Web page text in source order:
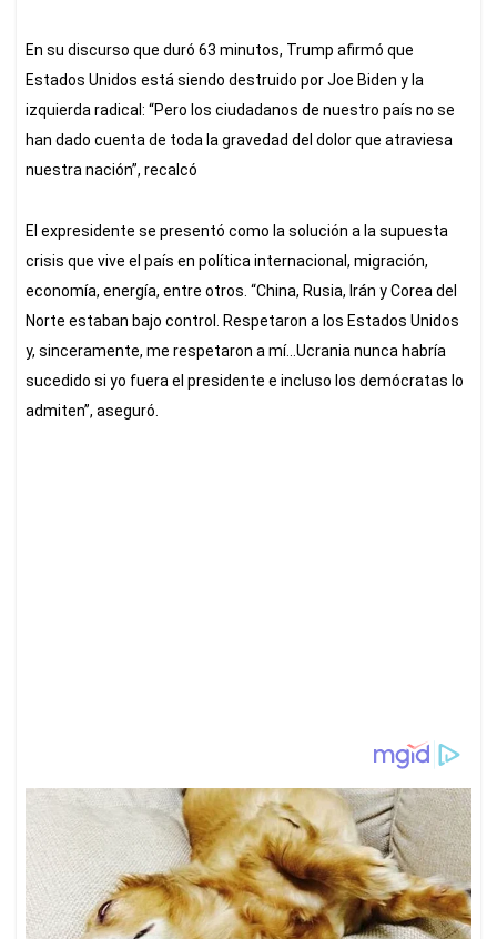
En su discurso que duró 63 minutos, Trump afirmó que
Estados Unidos está siendo destruido por Joe Biden y la
izquierda radical: “Pero los ciudadanos de nuestro país no se
han dado cuenta de toda la gravedad del dolor que atraviesa
nuestra nación”, recalcó
El expresidente se presentó como la solución a la supuesta
crisis que vive el país en política internacional, migración,
economía, energía, entre otros. “China, Rusia, Irán y Corea del
Norte estaban bajo control. Respetaron a los Estados Unidos
y, sinceramente, me respetaron a mí…Ucrania nunca habría
sucedido si yo fuera el presidente e incluso los demócratas lo
admiten”, aseguró.